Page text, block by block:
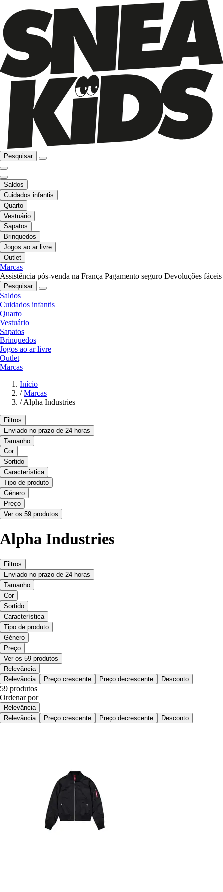
Pesquisar
Saldos
Cuidados infantis
Quarto
Vestuário
Sapatos
Brinquedos
Jogos ao ar livre
Outlet
Marcas
Assistência pós-venda na França Pagamento seguro Devoluções fáceis
Pesquisar
Saldos
Cuidados infantis
Quarto
Vestuário
Sapatos
Brinquedos
Jogos ao ar livre
Outlet
Marcas
Início
/ Marcas
/ Alpha Industries
Filtros
Enviado no prazo de 24 horas
Tamanho
Cor
Sortido
Característica
Tipo de produto
Género
Preço
Ver os 59 produtos
Alpha Industries
Filtros
Enviado no prazo de 24 horas
Tamanho
Cor
Sortido
Característica
Tipo de produto
Género
Preço
Ver os 59 produtos
Relevância
Relevância
Preço crescente Preço decrescente Desconto
59 produtos
Ordenar por
Relevância
Relevância
Preço crescente Preço decrescente Desconto